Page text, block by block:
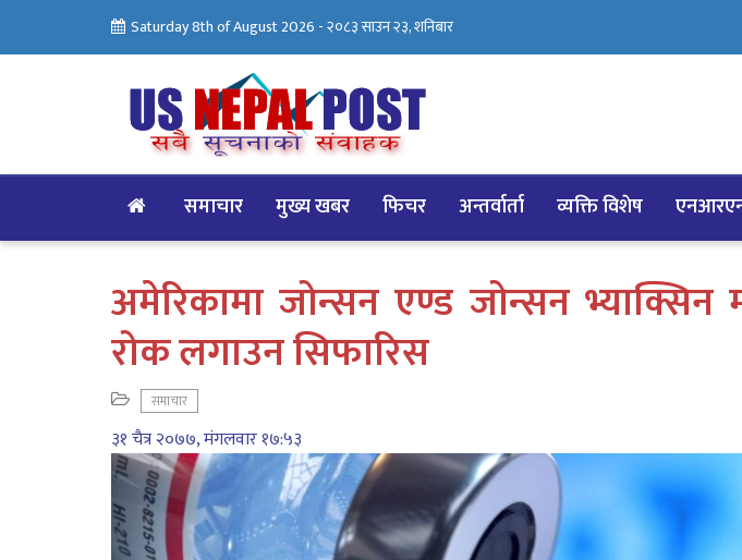
Saturday 8th of August 2026 -२०८३ साउन २३, शनिबार
समाचार मुख्य खबर फिचर अन्तर्वार्ता व्यक्ति विशेष
अमेरिकामा जोन्सन एण्ड जोन्सन भ्याक्सिन
रोक लगाउन सिफारिस
समाचार
३१ चैत्र २०७७, मंगलवार १७:५३